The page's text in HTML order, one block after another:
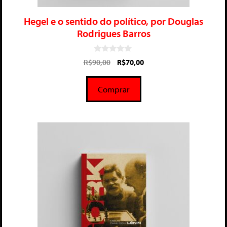
Hegel e o sentido do político, por Douglas
Rodrigues Barros
0
d
5
R$90,00 R$70,00
Comprar